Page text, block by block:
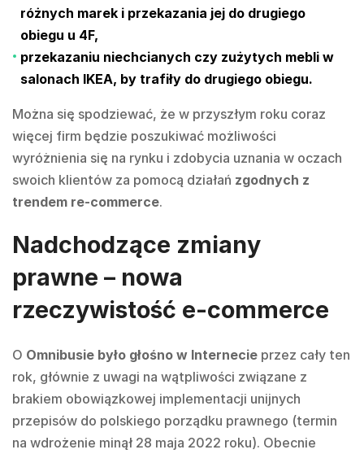
różnych marek i przekazania jej do drugiego
obiegu u 4F,
przekazaniu niechcianych czy zużytych mebli w
salonach IKEA, by trafiły do drugiego obiegu.
Można się spodziewać, że w przyszłym roku coraz
więcej firm będzie poszukiwać możliwości
wyróżnienia się na rynku i zdobycia uznania w oczach
swoich klientów za pomocą działań zgodnych z
trendem re-commerce.
Nadchodzące zmiany
prawne – nowa
rzeczywistość e-commerce
O Omnibusie było głośno w Internecie przez cały ten
rok, głównie z uwagi na wątpliwości związane z
brakiem obowiązkowej implementacji unijnych
przepisów do polskiego porządku prawnego (termin
na wdrożenie minął 28 maja 2022 roku). Obecnie